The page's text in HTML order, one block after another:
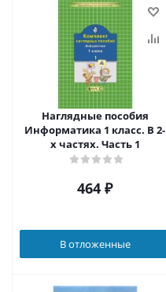
Наглядные пособия
Информатика 1 класс. В 2-
х частях. Часть 1
464 ₽
В отложенные